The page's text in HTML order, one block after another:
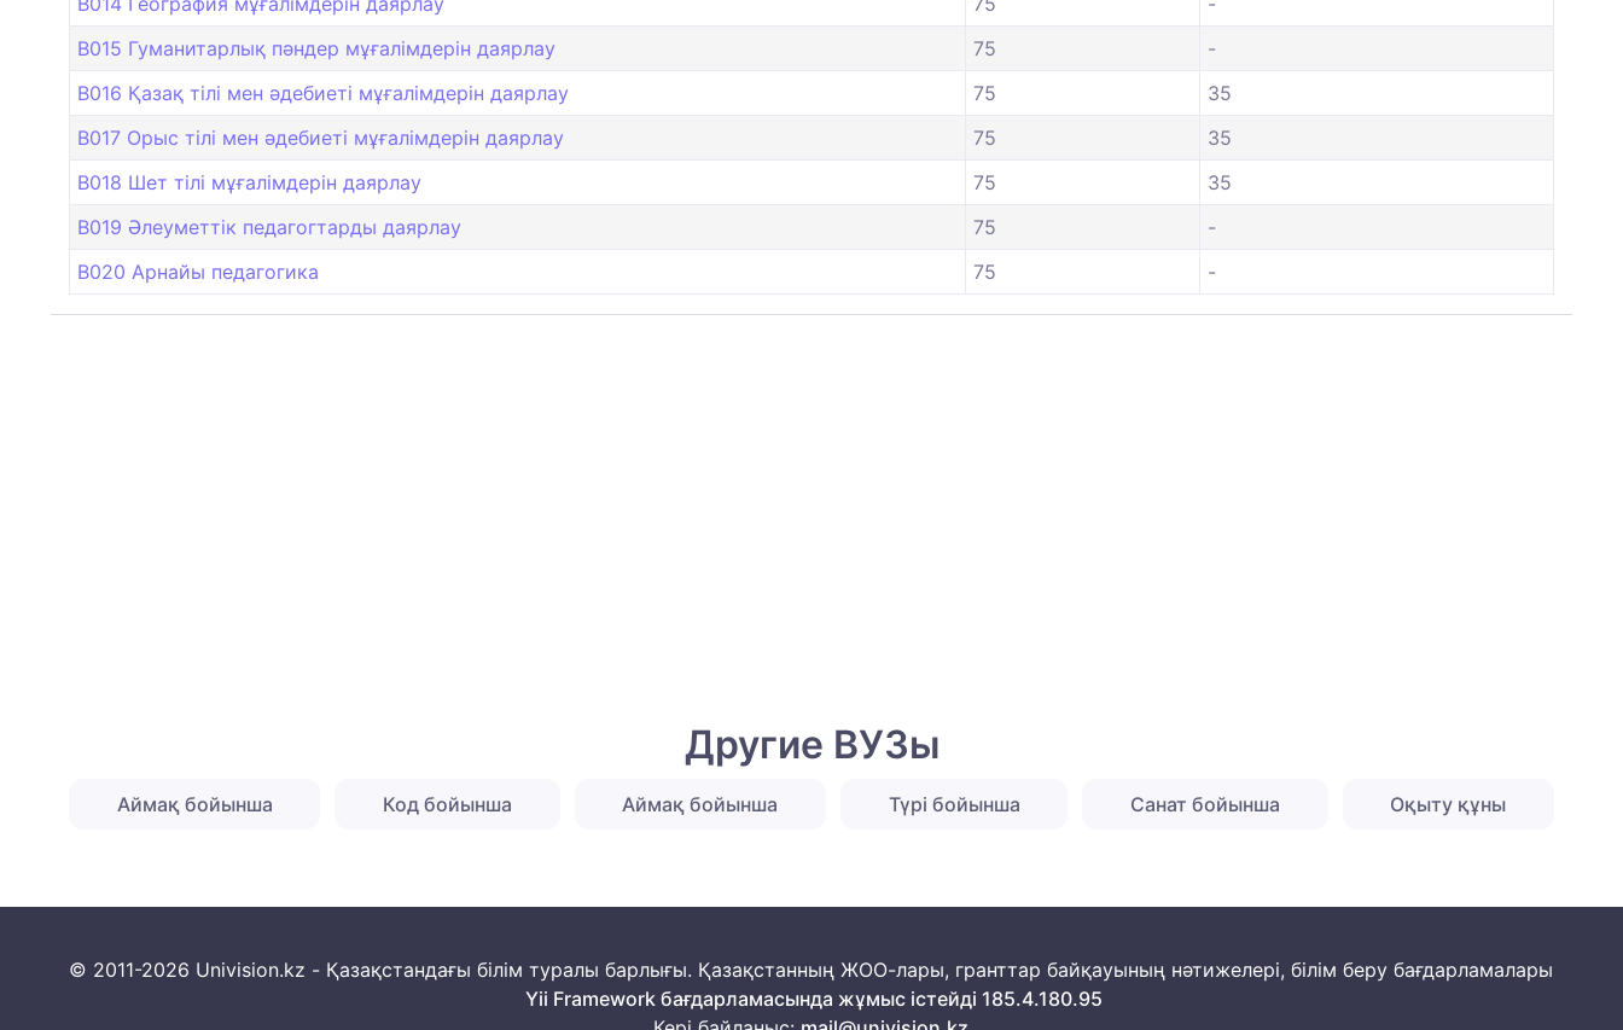
B015 Гуманитарлық пәндер мұғалімдерін даярлау
75
-
B016 Қазақ тілі мен әдебиеті мұғалімдерін даярлау
75
35
B017 Орыс тілі мен әдебиеті мұғалімдерін даярлау
75
35
B018 Шет тілі мұғалімдерін даярлау
75
35
B019 Әлеуметтік педагогтарды даярлау
75
-
B020 Арнайы педагогика
75 -
Другие ВУЗы
Аймақ бойынша Код бойынша Аймақ бойынша Түрі бойынша Санат бойынша Оқыту құны
© 2011-2026 Univision.kz - Қазақстандағы білім туралы барлығы. Қазақстанның ЖОО-лары, гранттар байқауының нәтижелері, білім беру бағдарламалары
Yii Framework бағдарламасында жұмыс істейді 185.4.180.95